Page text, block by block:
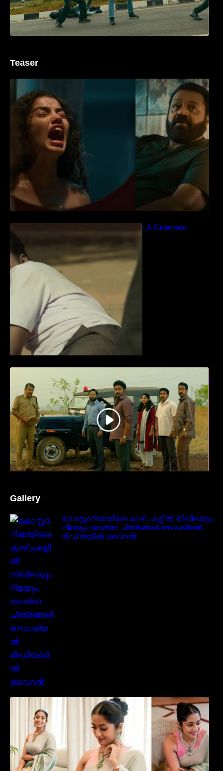
Teaser
‘ജെഎസ്‌കെ’ ടീസർ പുറത്ത്; വക്കീൽ
വേഷത്തിൽ നിറഞ്ഞാടി സുരേഷ് ഗോപി..
Idiyan Chandhu – Teaser: A Cinematic
എത്തുന്ന “പാർട്നെർസ്” പ്രേക്ഷക ശ്രദ്ധ
നേടിയ ടീസർ കാണാം..
Gallery
കോസ്റ്റാറിക്കയിലെ കാഴ്ചകളിൽ നിഖിലയും
റിമയും: യാത്രാ ചിത്രങ്ങൾ സോഷ്യൽ
മീഡിയയിൽ വൈറൽ
സാരിയിൽ സുന്ദരിയായി മലയിലകളുടെ
പ്രിയ താരം നവ്യാ നായർ| Malayalam
favourite actress Navya Nair cute in saree